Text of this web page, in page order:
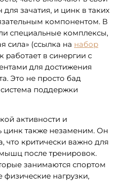
зачатия, и цинк в таких
компонентом. В
специальные комплексы,
сила» (ссылка на набор
работает в синергии с
для достижения
Это не просто бад
поддержки
активности и
цинк также незаменим. Он
что критически важно для
после тренировок.
занимаются спортом
нагрузки,